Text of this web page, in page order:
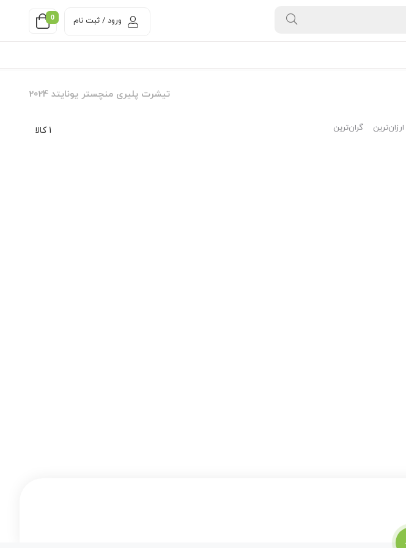
0 ورود / ثبت نام
تیشرت پلیری منچستر یونایتد 2024
1 کالا ارزان‌ترین گران‌ترین